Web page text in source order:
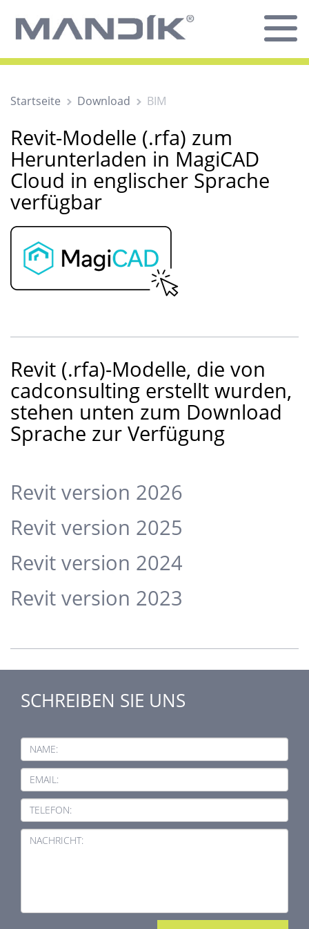
Startseite Download BIM
Revit-Modelle (.rfa) zum
Herunterladen in MagiCAD
Cloud in englischer Sprache
verfügbar
Revit (.rfa)-Modelle, die von
cadconsulting erstellt wurden,
stehen unten zum Download
Sprache zur Verfügung
Revit version 2026
Revit version 2025
Revit version 2024
Revit version 2023
SCHREIBEN SIE UNS
NAME:
EMAIL:
TELEFON:
NACHRICHT: